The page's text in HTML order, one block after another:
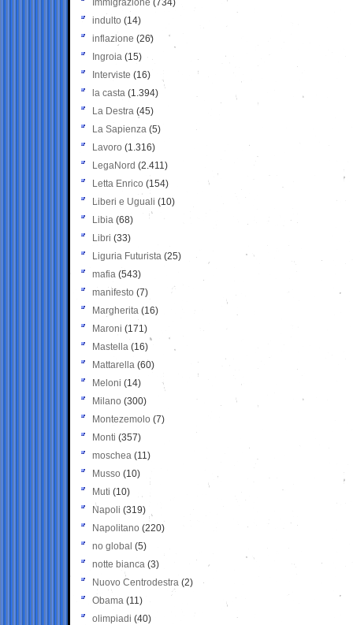
Immigrazione (734)
indulto (14)
inflazione (26)
Ingroia (15)
Interviste (16)
la casta (1.394)
La Destra (45)
La Sapienza (5)
Lavoro (1.316)
LegaNord (2.411)
Letta Enrico (154)
Liberi e Uguali (10)
Libia (68)
Libri (33)
Liguria Futurista (25)
mafia (543)
manifesto (7)
Margherita (16)
Maroni (171)
Mastella (16)
Mattarella (60)
Meloni (14)
Milano (300)
Montezemolo (7)
Monti (357)
moschea (11)
Musso (10)
Muti (10)
Napoli (319)
Napolitano (220)
no global (5)
notte bianca (3)
Nuovo Centrodestra (2)
Obama (11)
olimpiadi (40)